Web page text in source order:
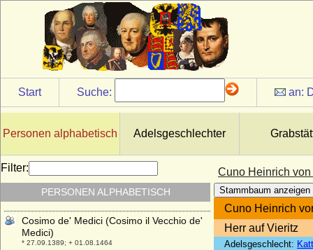
Start Suche: an:
Personen alphabetisch Adelsgeschlechter
Cuno Heinrich
Stammbaum anzeigen
Cuno Heinrich
Herr auf Vieritz
Adelsgeschlecht:
Filter:
PERSONEN ALPHABETISCH
* 10.07.1606; + 20.02.1664
Corinna Krönlein (Corinna Prinzessin von
Anhalt)
* 19.08.1961;
Cornelia Jacobine von Steengracht
* 15.06.1752; + 17.04.1821
Cornelie-Cecile von Preußen
* 30.01.1978;
Cornelie de la Riviere d'Arschot
* ?; + ?
Cornelie von Schwerin
* 30.10.1946;
Cornelius von Perponcher-Sedlnitzky, Graf
Cosimo de' Medici (Cosimo il Vecchio de'
Medici)
* 27.09.1389; + 01.08.1464